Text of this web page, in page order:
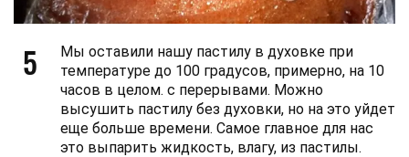
5
Мы оставили нашу пастилу в духовке при
температуре до 100 градусов, примерно, на 10
часов в целом. с перерывами. Можно
высушить пастилу без духовки, но на это уйдет
еще больше времени. Самое главное для нас
это выпарить жидкость, влагу, из пастилы.